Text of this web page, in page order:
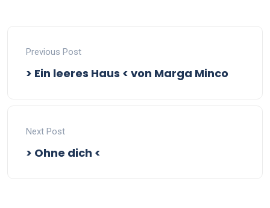
Previous Post
> Ein leeres Haus < von Marga Minco
Next Post
> Ohne dich <